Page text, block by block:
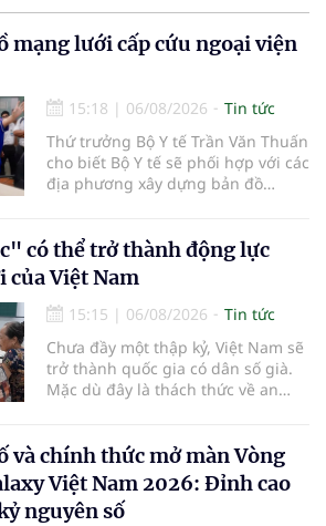
mạng lưới cấp cứu ngoại viện
15:18 | 06/08/2026
Tin tức
Thứ trưởng Bộ Y tế Trần Văn Thuấn
cho biết Bộ Y tế sẽ phối hợp với các
địa phương xây dựng bản đồ
thiện cơ chế tài chính và đa dạng
hóa phương tiện nhằm nâng cao
năng lực cấp cứu trước viện trên
phạm vi cả nước.
có thể trở thành động lực
Việt Nam
15:15 | 06/08/2026
Tin tức
Chưa đầy một thập kỷ, Việt Nam sẽ
trở thành quốc gia có dân số già.
Mặc dù đây là thách thức về an
có giá trị hàng tỷ USD.
và chính thức mở màn Vòng
Việt Nam 2026: Đỉnh cao
nguyên số